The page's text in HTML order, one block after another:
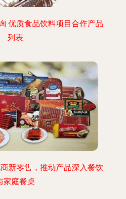
优质食品饮料项目合作产品
列表
新零售，推动产品深入餐饮
家庭餐桌